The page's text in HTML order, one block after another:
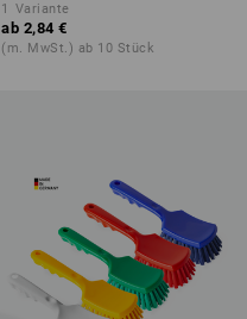
1 Variante
ab 2,84 €
(m. MwSt.) ab 10 Stück